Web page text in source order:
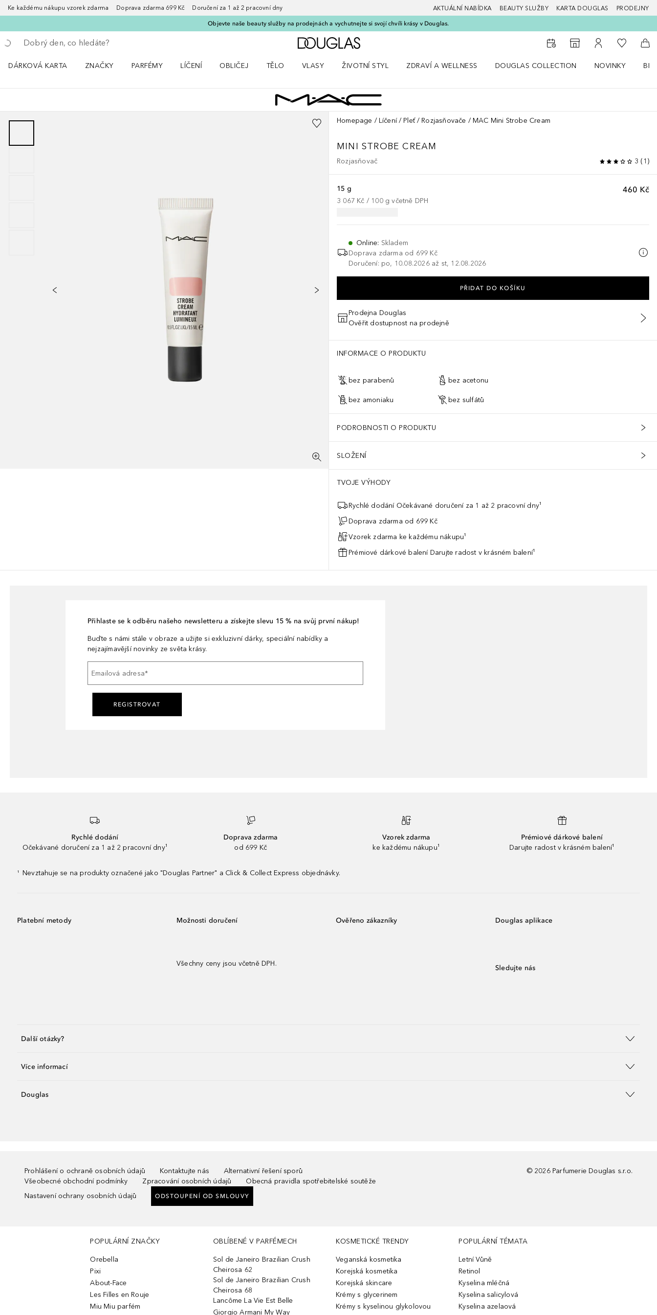
Ke každému nákupu vzorek zdarma Doprava zdarma 699 Kč Doručení za 1 až 2 pracovní dny AKTUÁLNÍ NABÍDKA BEAUTY SLUŽBY KARTA DOUGLAS PRODEJNY
Objevte naše beauty služby na prodejnách a vychutnejte si svojí chvíli krásy v Douglas.
Vraťte se
Proveďte vyhledávání
Domů
K vyhledávači prodejen
K mému účtu
K mému
Do
DÁRKOVÁ KARTA
ZNAČKY
PARFÉMY
LÍČENÍ
OBLIČEJ
TĚLO
VLASY
ŽIVOTNÍ STYL
ZDRAVÍ A WELLNESS
DOUGLAS COLLECTION
NOVINKY
Homepage Líčení Pleť Rozjasňovače MAC Mini Strobe Cream
MINI STROBE CREAM
Rozjasňovač 3 ( 1 )
460 Kč
15 g
3 067 Kč / 100 g včetně DPH
Online: Skladem
Doprava zdarma od 699 Kč
Doručení: po, 10.08.2026 až st, 12.08.2026
PŘIDAT DO KOŠÍKU
Prodejna Douglas
Ověřit dostupnost na prodejně
INFORMACE O PRODUKTU
bez parabenů bez acetonu
bez amoniaku bez sulfátů
PODROBNOSTI O PRODUKTU
SLOŽENÍ
TVOJE VÝHODY
Rychlé dodání Očekávané doručení za 1 až 2 pracovní dny¹
Doprava zdarma od 699 Kč
Vzorek zdarma ke každému nákupu¹
Prémiové dárkové balení Darujte radost v krásném balení¹
Přihlaste se k odběru našeho newsletteru a získejte slevu 15 % na svůj první nákup!
Buďte s námi stále v obraze a užijte si exkluzivní dárky, speciální nabídky a
nejzajímavější novinky ze světa krásy.
Emailová adresa*
REGISTROVAT
Rychlé dodání
Očekávané doručení za 1 až 2 pracovní dny¹
Doprava zdarma
od 699 Kč
Vzorek zdarma
ke každému nákupu¹
Prémiové dárkové balení
Darujte radost v krásném balení¹
¹ Nevztahuje se na produkty označené jako "Douglas Partner" a Click & Collect Express objednávky.
Platební metody Možnosti doručení
Všechny ceny jsou včetně DPH.
Ověřeno zákazníky Douglas aplikace
Sledujte nás
Další otázky?
Více informací
Douglas
Prohlášení o ochraně osobních údajů Kontaktujte nás
Alternativní řešení sporů
Všeobecné obchodní podmínky
Zpracování osobních údajů
Obecná pravidla spotřebitelské soutěže
Nastavení ochrany osobních údajů
ODSTOUPENÍ OD SMLOUVY
© 2026 Parfumerie Douglas s.r.o.
POPULÁRNÍ ZNAČKY
Orebella
Pixi
About-Face
Les Filles en Rouje
Miu Miu parfém
OBLÍBENÉ V PARFÉMECH
Sol de Janeiro Brazilian Crush
Cheirosa 62
Sol de Janeiro Brazilian Crush
Cheirosa 68
Lancôme La Vie Est Belle
Giorgio Armani My Way
KOSMETICKÉ TRENDY
Veganská kosmetika
Korejská kosmetika
Korejská skincare
Krémy s glycerinem
Krémy s kyselinou glykolovou
POPULÁRNÍ TÉMATA
Letní Vůně
Retinol
Kyselina mléčná
Kyselina salicylová
Kyselina azelaová